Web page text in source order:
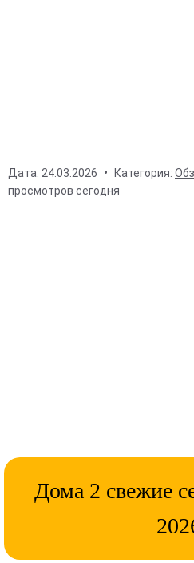
Дата: 24.03.2026 Категория:
просмотров сегодня
Дома 2 свежие